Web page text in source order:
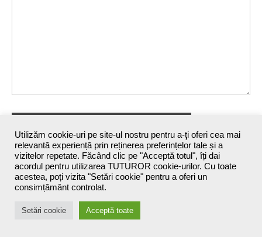
Maxine`s Blog - 2026 ©
Utilizăm cookie-uri pe site-ul nostru pentru a-ţi oferi cea mai
relevantă experiență prin reținerea preferințelor tale și a
vizitelor repetate. Făcând clic pe "Acceptă totul", îți dai
acordul pentru utilizarea TUTUROR cookie-urilor. Cu toate
acestea, poți vizita "Setări cookie" pentru a oferi un
consimțământ controlat.
Setări cookie Acceptă toate